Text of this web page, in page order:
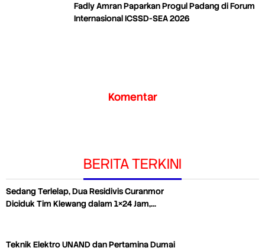
Fadly Amran Paparkan Progul Padang di Forum
Internasional ICSSD-SEA 2026
Komentar
BERITA TERKINI
Sedang Terlelap, Dua Residivis Curanmor
Diciduk Tim Klewang dalam 1×24 Jam,…
Teknik Elektro UNAND dan Pertamina Dumai